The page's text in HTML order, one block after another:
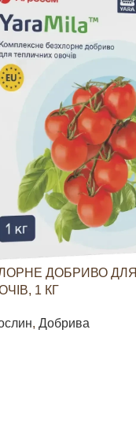
ДОБРИВО ДЛЯ
1 КГ
, Добрива